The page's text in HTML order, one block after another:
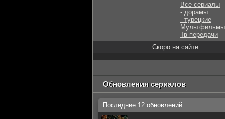
Все сериалы
- дорамы
- турецкие
Мультфильмы
Тв передачи
Скоро на сайте
Обновления сериалов
Последние 12 обновлений